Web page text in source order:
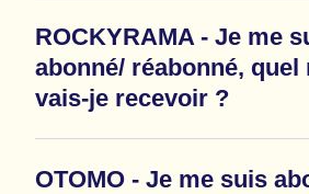
ROCKYRAMA - Je me
abonné/ réabonné, quel
vais-je recevoir ?
OTOMO - Je me suis